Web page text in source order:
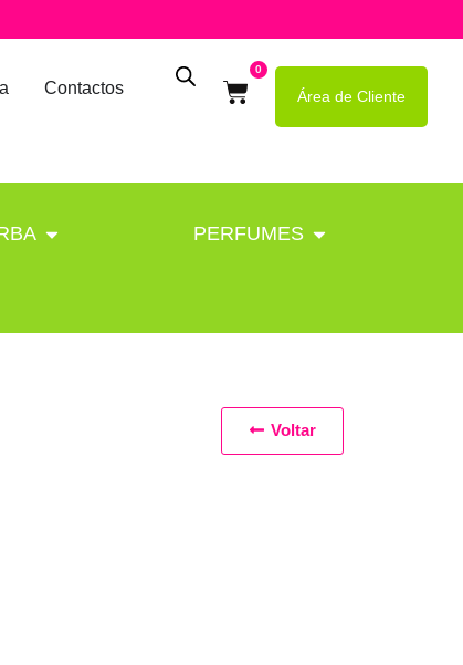
Contactos
0
Área de Cliente
PERFUMES
Voltar